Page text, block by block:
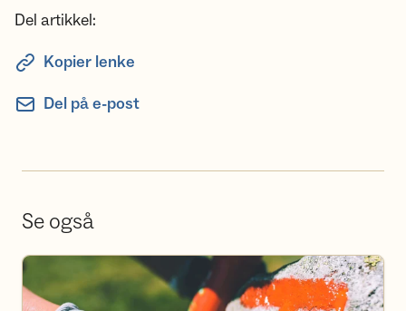
Del artikkel:
Kopier lenke
Del på e-post
Se også
Bli frivillig i DNT Sunnmøre